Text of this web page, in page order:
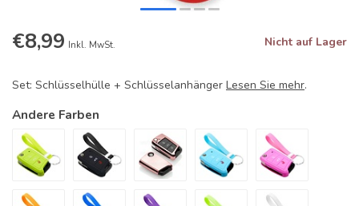
€8,99 Inkl. MwSt. Nicht auf Lager
Set: Schlüsselhülle + Schlüsselanhänger Lesen Sie mehr.
Andere Farben